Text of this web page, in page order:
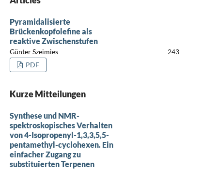
Pyramidalisierte
Brückenkopfolefine als
reaktive Zwischenstufen
Günter Szeimies
243
PDF
Kurze Mitteilungen
Synthese und NMR-
spektroskopisches Verhalten
von 4-Isopropenyl-1,3,3,5,5-
pentamethyl-cyclohexen. Ein
einfacher Zugang zu
substituierten Terpenen